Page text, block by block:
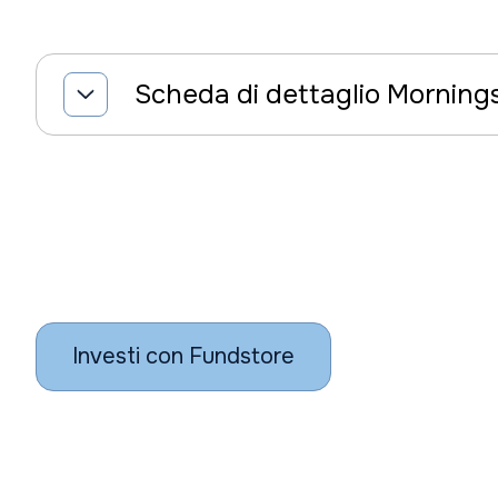
Scheda di dettaglio
Investi con Fundstore